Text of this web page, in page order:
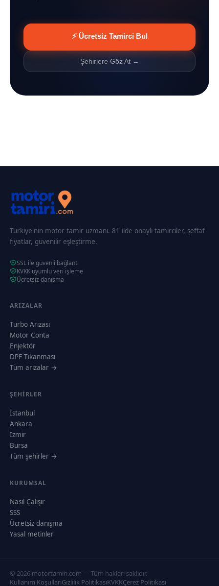
⚡ Ücretsiz Tamirci Bul
Şehirlere Göz At →
Türkiye'nin motor tamir uzmanı. 81 ilde onaylı tamirciler, şeffaf
fiyatlar, güvenilir eşleştirme.
SSL ile güvenli bağlantı
KVKK uyumlu veri işleme
Ücretsiz danışma
ARIZALAR
Turbo Arızası
Motor Conta
Enjektör
DPF Tıkanması
Tüm arızalar →
ŞEHIRLER
İstanbul
Ankara
İzmir
Bursa
Tüm şehirler →
KURUMSAL
Nasıl Çalışır
SSS
Ücretsiz danışma
Yasal metinler
© 2026 motortamiri.com — Tüm hakları saklıdır.
Kullanım KoşullarıGizlilik PolitikasıKVKKÇerez Politikası